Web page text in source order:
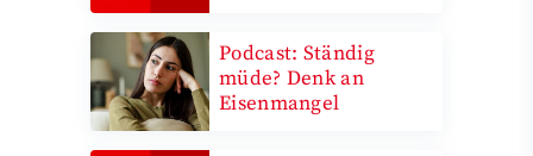
Podcast: Ständig
müde? Denk an
Eisenmangel